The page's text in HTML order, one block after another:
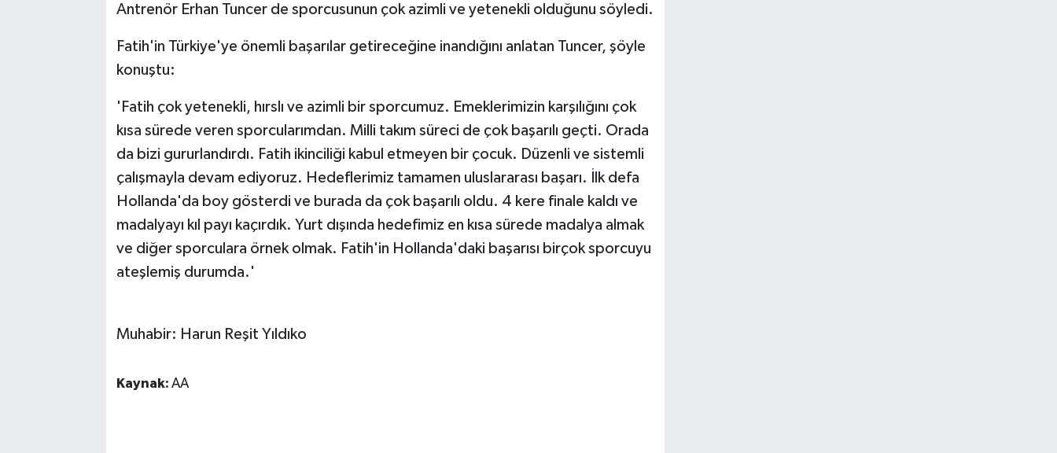
Antrenör Erhan Tuncer de sporcusunun çok azimli ve yetenekli olduğunu söyledi.
Fatih'in Türkiye'ye önemli başarılar getireceğine inandığını anlatan Tuncer, şöyle
konuştu:
'Fatih çok yetenekli, hırslı ve azimli bir sporcumuz. Emeklerimizin karşılığını çok
kısa sürede veren sporcularımdan. Milli takım süreci de çok başarılı geçti. Orada
da bizi gururlandırdı. Fatih ikinciliği kabul etmeyen bir çocuk. Düzenli ve sistemli
çalışmayla devam ediyoruz. Hedeflerimiz tamamen uluslararası başarı. İlk defa
Hollanda'da boy gösterdi ve burada da çok başarılı oldu. 4 kere finale kaldı ve
madalyayı kıl payı kaçırdık. Yurt dışında hedefimiz en kısa sürede madalya almak
ve diğer sporculara örnek olmak. Fatih'in Hollanda'daki başarısı birçok sporcuyu
ateşlemiş durumda.'
Muhabir: Harun Reşit Yıldıko
Kaynak: AA